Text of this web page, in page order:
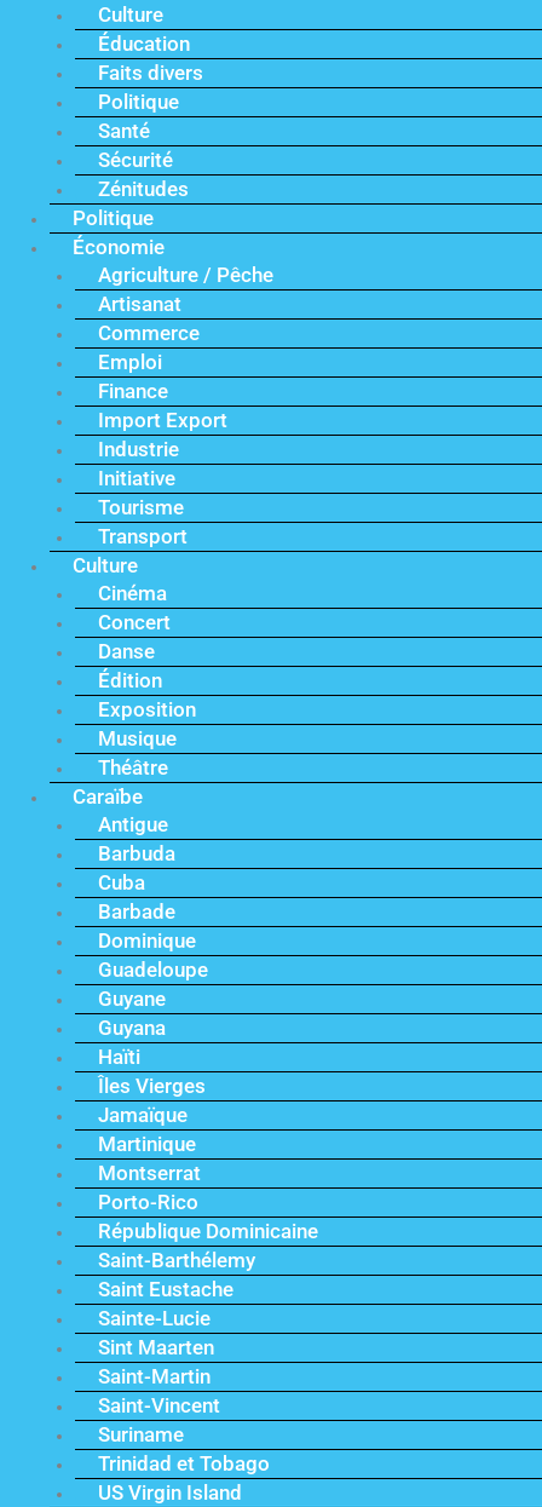
Culture
Éducation
Faits divers
Politique
Santé
Sécurité
Zénitudes
Politique
Économie
Agriculture / Pêche
Artisanat
Commerce
Emploi
Finance
Import Export
Industrie
Initiative
Tourisme
Transport
Culture
Cinéma
Concert
Danse
Édition
Exposition
Musique
Théâtre
Caraïbe
Antigue
Barbuda
Cuba
Barbade
Dominique
Guadeloupe
Guyane
Guyana
Haïti
Îles Vierges
Jamaïque
Martinique
Montserrat
Porto-Rico
République Dominicaine
Saint-Barthélemy
Saint Eustache
Sainte-Lucie
Sint Maarten
Saint-Martin
Saint-Vincent
Suriname
Trinidad et Tobago
US Virgin Island